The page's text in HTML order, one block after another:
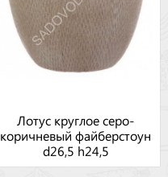
Лотус круглое серо-
коричневый файберстоун
d26,5 h24,5